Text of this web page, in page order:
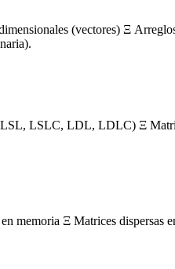
(vectores) Ξ
LSLC, LDL, LDLC) Ξ
memoria Ξ Matrices dispersas